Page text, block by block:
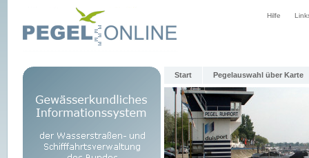
Hilfe
Start Pegelauswahl über Karte